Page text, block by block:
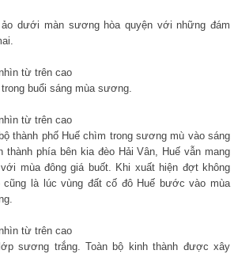
dưới màn sương hòa quyện với những đám
buổi sáng mùa sương.
thành phố Huế chìm trong sương mù vào sáng
phía bên kia đèo Hải Vân, Huế vẫn mang
mùa đông giá buốt. Khi xuất hiện đợt không
là lúc vùng đất cố đô Huế bước vào mùa
sương trắng. Toàn bộ kinh thành được xây